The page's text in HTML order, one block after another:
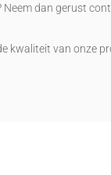
dan gerust
kwaliteit van onze